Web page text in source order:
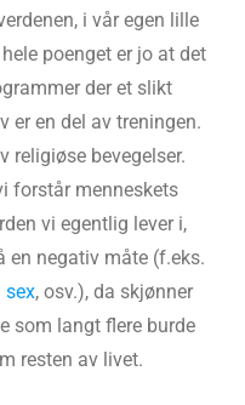
i vår egen lille
poenget er jo at det
der et slikt
er en del av treningen.
religiøse bevegelser.
forstår menneskets
vi egentlig lever i,
en negativ måte (f.eks.
sex, osv.), da skjønner
som langt flere burde
resten av livet.